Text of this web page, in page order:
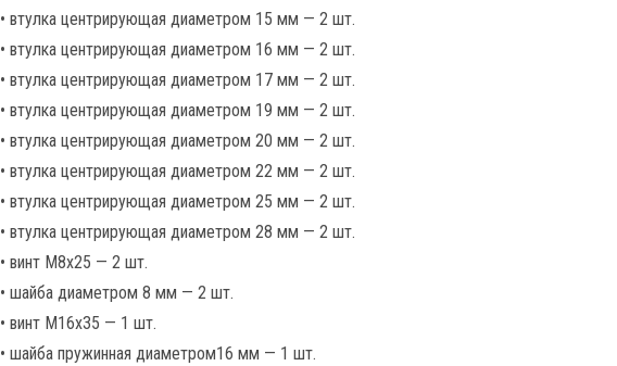
• втулка центрирующая диаметром 15 мм — 2 шт.
• втулка центрирующая диаметром 16 мм — 2 шт.
• втулка центрирующая диаметром 17 мм — 2 шт.
• втулка центрирующая диаметром 19 мм — 2 шт.
• втулка центрирующая диаметром 20 мм — 2 шт.
• втулка центрирующая диаметром 22 мм — 2 шт.
• втулка центрирующая диаметром 25 мм — 2 шт.
• втулка центрирующая диаметром 28 мм — 2 шт.
• винт М8х25 — 2 шт.
• шайба диаметром 8 мм — 2 шт.
• винт М16х35 — 1 шт.
• шайба пружинная диаметром16 мм — 1 шт.